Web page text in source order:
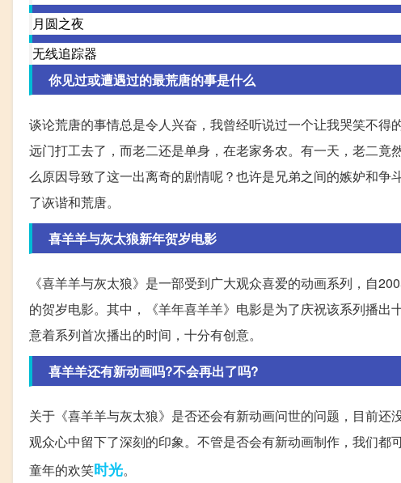
月圆之夜
无线追踪器
你见过或遭遇过的最荒唐的事是什么
谈论荒唐的事情总是令人兴奋，我曾经听说过一个让我哭笑不
远门打工去了，而老二还是单身，在老家务农。有一天，老二
么原因导致了这一出离奇的剧情呢？也许是兄弟之间的嫉妒和
了诙谐和荒唐。
喜羊羊与灰太狼新年贺岁电影
《喜羊羊与灰太狼》是一部受到广大观众喜爱的动画系列，自
的贺岁电影。其中，《羊年喜羊羊》电影是为了庆祝该系列播
意着系列首次播出的时间，十分有创意。
喜羊羊还有新动画吗?不会再出了吗?
关于《喜羊羊与灰太狼》是否还会有新动画问世的问题，目前
观众心中留下了深刻的印象。不管是否会有新动画制作，我们
童年的欢笑时光。